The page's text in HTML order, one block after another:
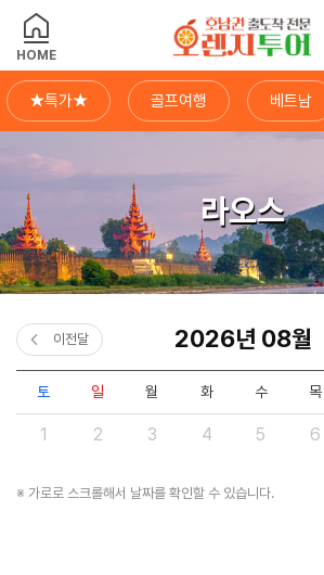
HOME
★특가★ 골프여행 베트남
라오스
이전달 2026년 08월
토
1
일
2
월
3
화
4
수
5
목
6